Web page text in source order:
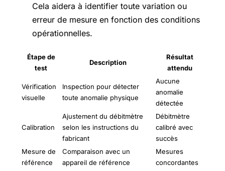
Cela aidera à identifier toute variation ou
erreur de mesure en fonction des conditions
opérationnelles.
Étape de
test
Description
Résultat
attendu
Vérification
visuelle
Inspection pour détecter
toute anomalie physique
Aucune
anomalie
détectée
Calibration
Ajustement du débitmètre
selon les instructions du
fabricant
Débitmètre
calibré avec
succès
Mesure de
référence
Comparaison avec un
appareil de référence
Mesures
concordantes